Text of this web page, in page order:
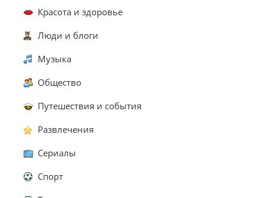
Красота и здоровье
Люди и блоги
Музыка
Общество
Путешествия и события
Развлечения
Сериалы
Спорт